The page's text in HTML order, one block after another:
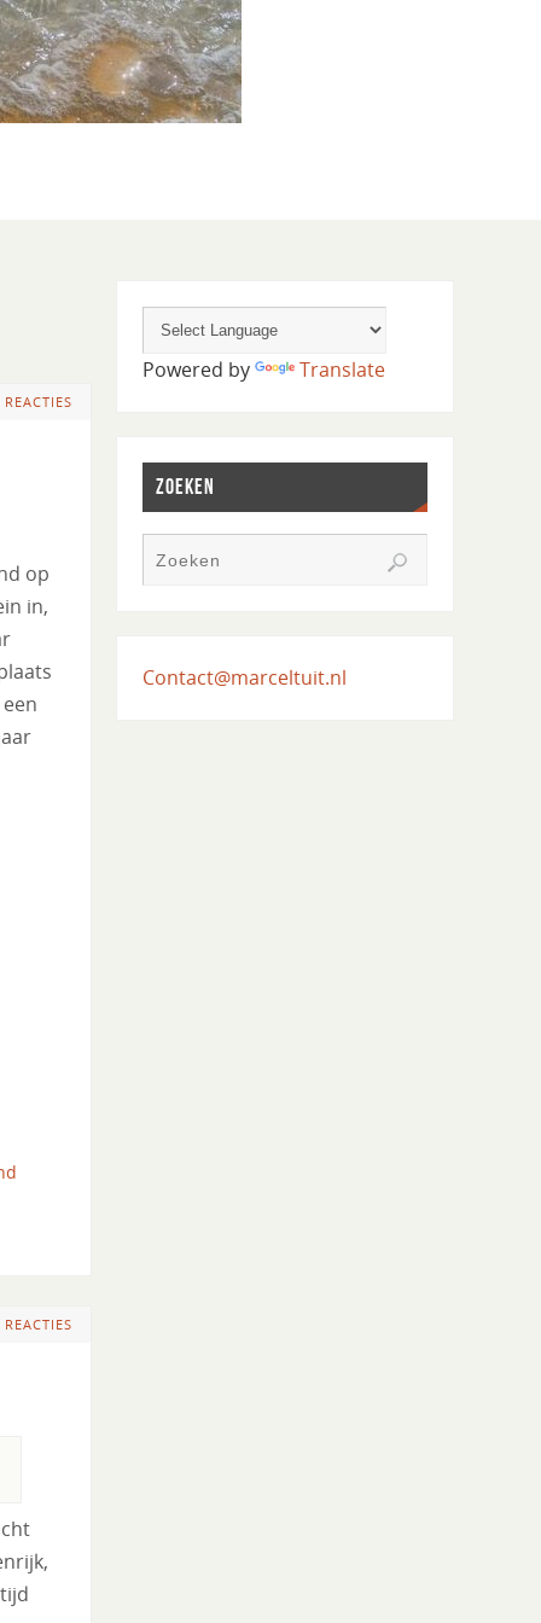
REACTIES
op
in,
REACTIES
Powered by Translate
ZOEKEN
Contact@marceltuit.nl